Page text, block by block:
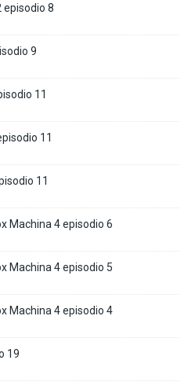
episodio 8
9
11
11
11
Machina 4 episodio 6
Machina 4 episodio 5
Machina 4 episodio 4
19